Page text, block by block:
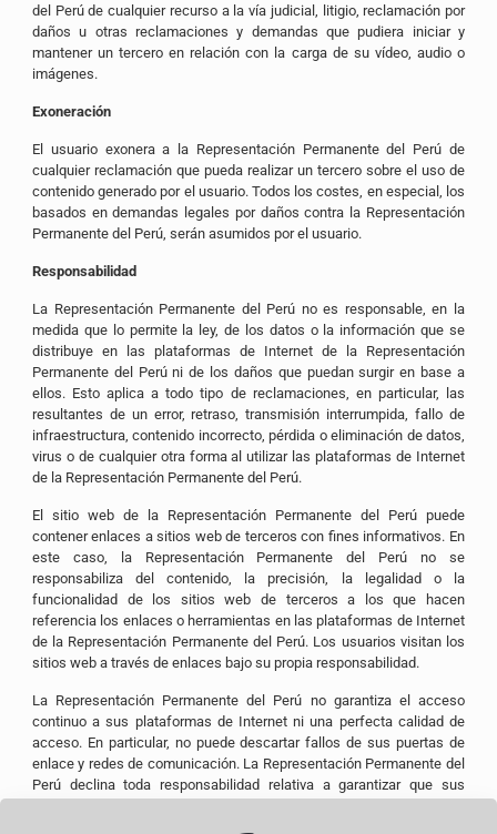
del Perú de cualquier recurso a la vía judicial, litigio, reclamación por
daños u otras reclamaciones y demandas que pudiera iniciar y
mantener un tercero en relación con la carga de su vídeo, audio o
imágenes.
Exoneración
El usuario exonera a la Representación Permanente del Perú de
cualquier reclamación que pueda realizar un tercero sobre el uso de
contenido generado por el usuario. Todos los costes, en especial, los
basados en demandas legales por daños contra la Representación
Permanente del Perú, serán asumidos por el usuario.
Responsabilidad
La Representación Permanente del Perú no es responsable, en la
medida que lo permite la ley, de los datos o la información que se
distribuye en las plataformas de Internet de la Representación
Permanente del Perú ni de los daños que puedan surgir en base a
ellos. Esto aplica a todo tipo de reclamaciones, en particular, las
resultantes de un error, retraso, transmisión interrumpida, fallo de
infraestructura, contenido incorrecto, pérdida o eliminación de datos,
virus o de cualquier otra forma al utilizar las plataformas de Internet
de la Representación Permanente del Perú.
El sitio web de la Representación Permanente del Perú puede
contener enlaces a sitios web de terceros con fines informativos. En
este caso, la Representación Permanente del Perú no se
responsabiliza del contenido, la precisión, la legalidad o la
funcionalidad de los sitios web de terceros a los que hacen
referencia los enlaces o herramientas en las plataformas de Internet
de la Representación Permanente del Perú. Los usuarios visitan los
sitios web a través de enlaces bajo su propia responsabilidad.
La Representación Permanente del Perú no garantiza el acceso
continuo a sus plataformas de Internet ni una perfecta calidad de
acceso. En particular, no puede descartar fallos de sus puertas de
enlace y redes de comunicación. La Representación Permanente del
Perú declina toda responsabilidad relativa a garantizar que sus